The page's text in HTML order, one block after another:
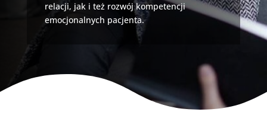
relacji, jak i też rozwój kompetencji
emocjonalnych pacjenta.